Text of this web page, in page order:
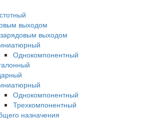
выходом
выходом
Однокомпонентный
Однокомпонентный
Трехкомпонентный
назначения